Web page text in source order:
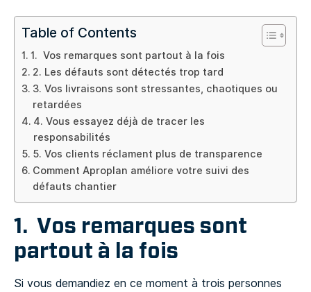
Table of Contents
1. Vos remarques sont partout à la fois
2. Les défauts sont détectés trop tard
3. Vos livraisons sont stressantes, chaotiques ou
retardées
4. Vous essayez déjà de tracer les
responsabilités
5. Vos clients réclament plus de transparence
Comment Aproplan améliore votre suivi des
défauts chantier
1. Vos remarques sont
partout à la fois
Si vous demandiez en ce moment à trois personnes